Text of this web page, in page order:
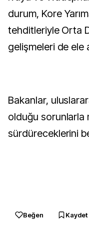
durum, Kore
tehditleriyle Orta
gelişmeleri de ele
Bakanlar,
olduğu sorunlarla
sürdüreceklerini
Beğen Kaydet